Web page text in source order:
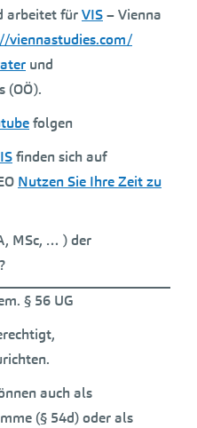
arbeitet fürVIS– Vienna
viennastudies.com/
und
(OÖ).
folgen
finden sich auf
Nutzen Sie Ihre Zeit zu
MSc, … ) der
§ 56 UG
auch als
(§ 54d) oder als